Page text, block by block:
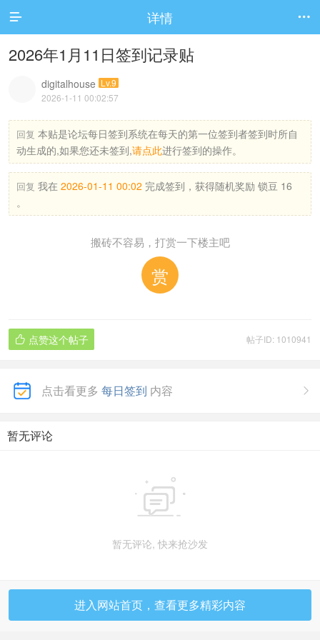
 详情 
2026年1月11日签到记录贴
digitalhouse Lv.9
2026-1-11 00:02:57
回复 本贴是论坛每日签到系统在每天的第一位签到者签到时所自
动生成的,如果您还未签到,请点此进行签到的操作。
回复 我在 2026-01-11 00:02 完成签到，获得随机奖励 锁豆 16
。
搬砖不容易，打赏一下楼主吧
赏
帖子ID: 1010941
 点赞这个帖子

点击看更多 每日签到 内容
暂无评论

暂无评论, 快来抢沙发
进入网站首页，查看更多精彩内容